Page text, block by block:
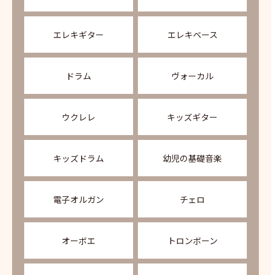
エレキギター エレキベース
ドラム ヴォーカル
ウクレレ キッズギター
キッズドラム 幼児の基礎音楽
電子オルガン チェロ
オーボエ トロンボーン